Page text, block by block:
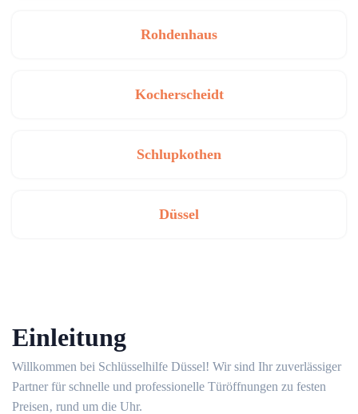
Rohdenhaus
Kocherscheidt
Schlupkothen
Düssel
Einleitung
Willkommen bei Schlüsselhilfe Düssel!​ Wir sind Ihr zuverlässiger
Partner für schnelle und professionelle Türöffnungen zu festen
Preisen‚ rund um die Uhr.​